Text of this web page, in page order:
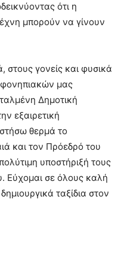
ότι η
μπορούν να γίνουν
στους γονείς και φυσικά
μας
Δημοτική
εξαιρετική
θερμά το
και τον Πρόεδρό του
υποστήριξή τους
Εύχομαι σε όλους καλή
ταξίδια στον